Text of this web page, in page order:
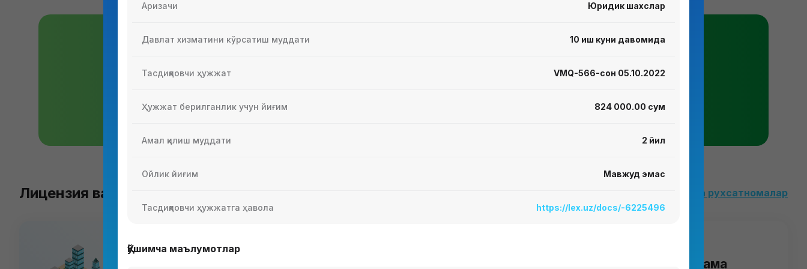
Батафсил
Лицензия ва рухсатномалар турлари Барча лицензия ва рухсатномалар
Маданият, нашриёт ва реклама
Аризачи Юридик шахслар
Давлат хизматини кўрсатиш муддати 10 иш куни давомида
Тасдиқловчи ҳужжат VMQ-566-сон 05.10.2022
Ҳужжат берилганлик учун йиғим 824 000.00 сум
Амал қилиш муддати 2 йил
Ойлик йиғим Мавжуд эмас
Тасдиқловчи ҳужжатга ҳавола https://lex.uz/docs/-6225496
Қўшимча маълумотлар